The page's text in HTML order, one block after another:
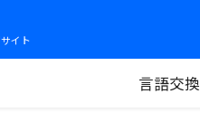
イト
言語交換